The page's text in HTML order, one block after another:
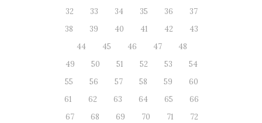
32
33 34 35 36
37
38
39 40 41 42
43
44
45 46 47
48
49
50 51 52 53
54
55
56 57 58 59
60
61
62 63 64 65
66
67
68 69 70 71
72